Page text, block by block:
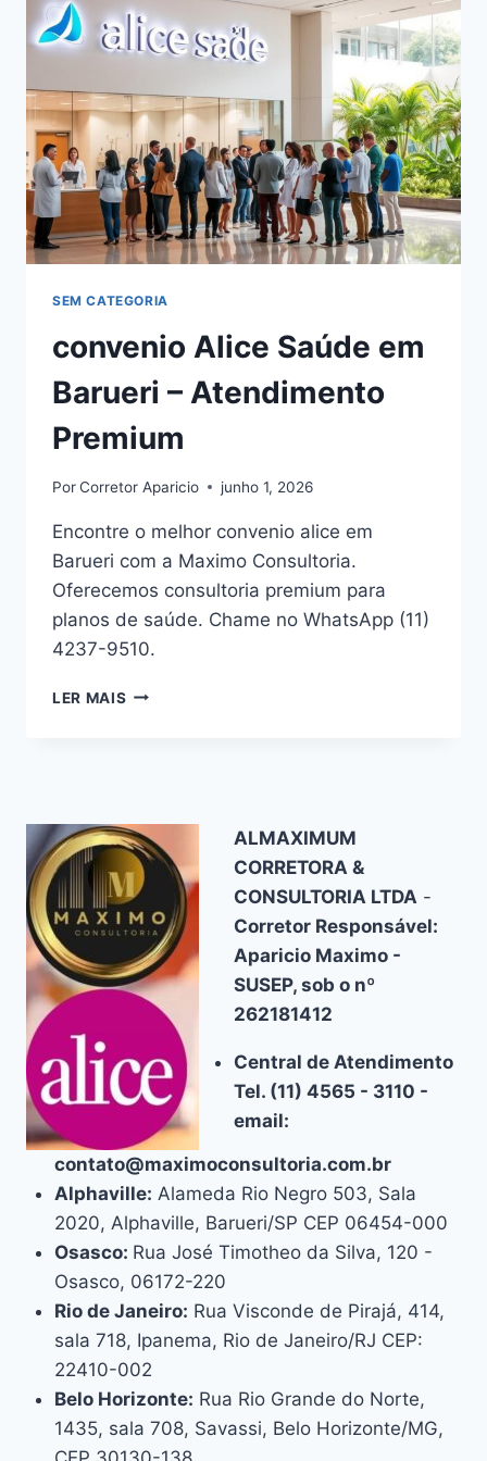
SEM CATEGORIA
convenio Alice Saúde em
Barueri – Atendimento
Premium
PorCorretor Aparicio junho 1, 2026
Encontre o melhor convenio alice em
Barueri com a Maximo Consultoria.
Oferecemos consultoria premium para
planos de saúde. Chame no WhatsApp (11)
4237-9510.
LER MAIS CONVENIO
ATENDIMENTO
PREMIUM
ALMAXIMUM
CORRETORA &
CONSULTORIA LTDA -
Corretor Responsável:
Aparicio Maximo -
SUSEP, sob o nº
262181412
Central de Atendimento
Tel. (11) 4565 - 3110 -
email:
contato@maximoconsultoria.com.br
Alphaville: Alameda Rio Negro 503, Sala
2020, Alphaville, Barueri/SP CEP 06454-000
Osasco: Rua José Timotheo da Silva, 120 -
Osasco, 06172-220
Rio de Janeiro: Rua Visconde de Pirajá, 414,
sala 718, Ipanema, Rio de Janeiro/RJ CEP:
22410-002
Belo Horizonte: Rua Rio Grande do Norte,
1435, sala 708, Savassi, Belo Horizonte/MG,